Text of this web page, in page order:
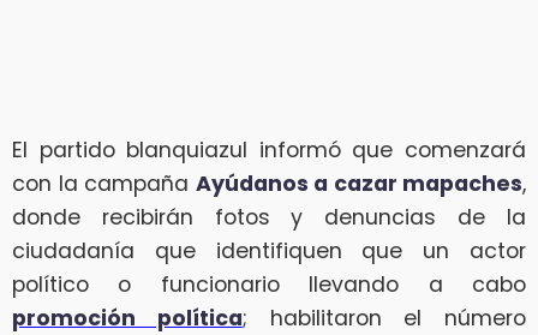
El partido blanquiazul informó que comenzará
con la campaña Ayúdanos a cazar mapaches,
donde recibirán fotos y denuncias de la
ciudadanía que identifiquen que un actor
político o funcionario llevando a cabo
promoción política; habilitaron el número